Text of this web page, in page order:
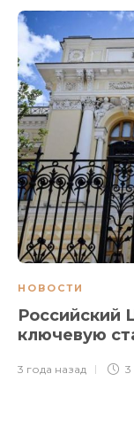
НОВОСТИ
Российский
ключевую
3 года назад 3